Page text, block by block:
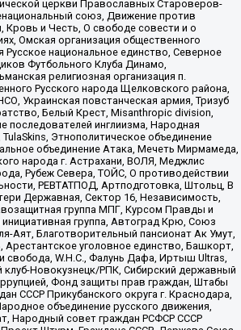
церкви Православных Староверов-
союз, Движение против
Кровь и Честь, О свободе совести и о
Омская организация общественного
Русское национальное единство, Северное
Футбольного Клуба Динамо,
религиозная организация п.
Русского народа Щелковского района,
Украинская повстанческая армия, Тризуб
Белый Крест, Misanthropic division,
последователей инглиизма, Народная
Этнополитическое объединение
объединение Атака, Мечеть Мирмамеда,
народа г. Астрахани, ВОЛЯ, Меджлис
Рубеж Севера, ТОЙС, О противодействии
РЕВТАТПОД, Артподготовка, Штольц, В
Державная, Сектор 16, Независимость,
группа МПГ, Курсом Правды и
группа, Автоград Крю, Союз
Аят, Благотворительный пансионат Ак Умут,
Арестантское уголовное единство, Башкорт,
свобода, W.H.С., Фалунь Дафа, Иртыш Ultras,
клуб-Новокузнецк/РПК, Сибирский державный
Фонд защиты прав граждан, Штабы
СССР Прикубанского округа г. Краснодара,
объединение русского движения,
Народный совет граждан РСФСР СССР